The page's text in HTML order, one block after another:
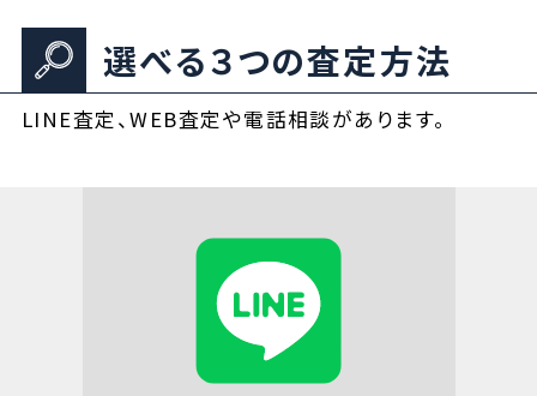
選べる３つの査定方法
LINE査定、WEB査定や電話相談があります。